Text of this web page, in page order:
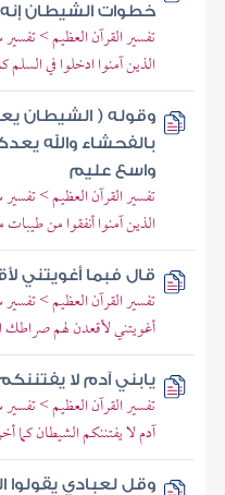
خطوات الشيطان
تفسير القرآن العظيم > تفسير
الذين آمنوا ادخلوا في السلم
وقوله ( الشيطان
بالفحشاء والله
واسع عليم
تفسير القرآن العظيم > تفسير
الذين آمنوا أنفقوا من
قال فبما أغويتني
تفسير القرآن العظيم >
أغويتني لأقعدن لهم صراطك
يابني آدم لا
تفسير القرآن العظيم >
آدم لا يفتننكم الشيطان كما
وقل لعبادي